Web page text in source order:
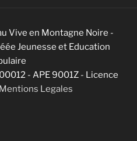
Vive en Montagne Noire -
Jeunesse et Education
- APE 9001Z - Licence
Mentions Legales